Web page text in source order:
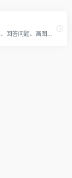
文心一言既是你的智能伙伴，可以陪你聊天、回答问题、画图识图；也是你的AI助手，可以提供灵感、撰写文案、阅读文档、智能翻译，帮你高效完成工作和学习任务。